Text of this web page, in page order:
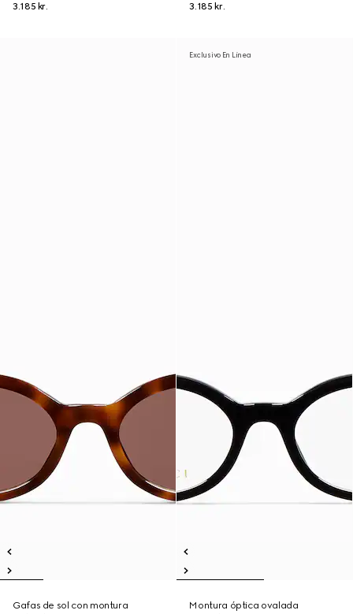
3.185 kr.
3.185 kr.
Gafas de sol con montura
Exclusivo En Línea
Montura óptica ovalada